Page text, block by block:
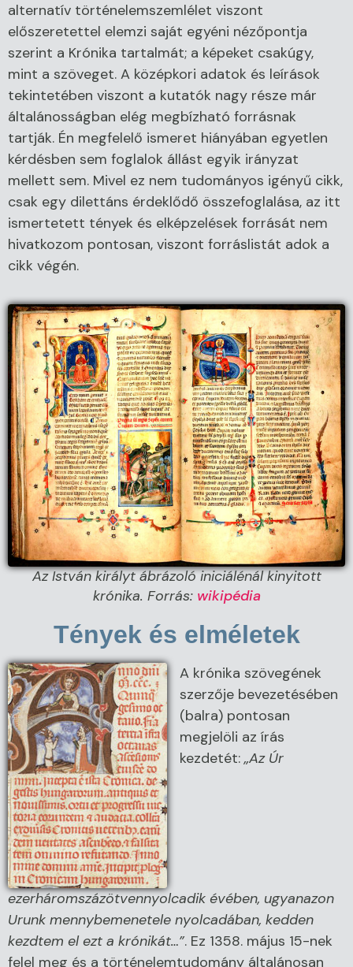
alternatív történelemszemlélet viszont
előszeretettel elemzi saját egyéni nézőpontja
szerint a Krónika tartalmát; a képeket csakúgy,
mint a szöveget. A középkori adatok és leírások
tekintetében viszont a kutatók nagy része már
általánosságban elég megbízható forrásnak
tartják. Én megfelelő ismeret hiányában egyetlen
kérdésben sem foglalok állást egyik irányzat
mellett sem. Mivel ez nem tudományos igényű cikk,
csak egy dilettáns érdeklődő összefoglalása, az itt
ismertetett tények és elképzelések forrását nem
hivatkozom pontosan, viszont forráslistát adok a
cikk végén.
Az István királyt ábrázoló iniciálénál kinyitott
krónika. Forrás: wikipédia
Tények és elméletek
A krónika szövegének
szerzője bevezetésében
(balra) pontosan
megjelöli az írás
kezdetét:„Az Úr
ezerháromszázötvennyolcadik évében, ugyanazon
Urunk mennybemenetele nyolcadában, kedden
kezdtem el ezt a krónikát…”. Ez 1358. május 15-nek
felel meg és a történelemtudomány általánosan